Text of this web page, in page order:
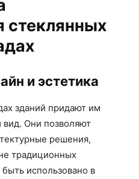
стеклянных
и эстетика
зданий придают им
Они позволяют
решения,
традиционных
использовано в